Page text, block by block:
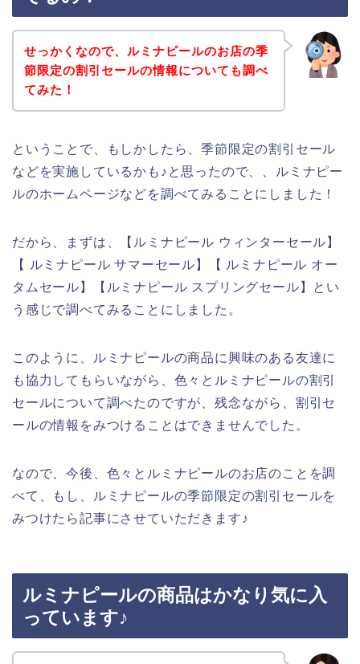
せっかくなので、ルミナピールのお店の季
節限定の割引セールの情報についても調べ
てみた！
ということで、もしかしたら、季節限定の割引セール
などを実施しているかも♪と思ったので、、ルミナピー
ルのホームページなどを調べてみることにしました！
だから、まずは、【ルミナピール ウィンターセール】
【 ルミナピール サマーセール】【 ルミナピール オー
タムセール】【ルミナピール スプリングセール】とい
う感じで調べてみることにしました。
このように、ルミナピールの商品に興味のある友達に
も協力してもらいながら、色々とルミナピールの割引
セールについて調べたのですが、残念ながら、割引セ
ールの情報をみつけることはできませんでした。
なので、今後、色々とルミナピールのお店のことを調
べて、もし、ルミナピールの季節限定の割引セールを
みつけたら記事にさせていただきます♪
ルミナピールの商品はかなり気に入
っています♪